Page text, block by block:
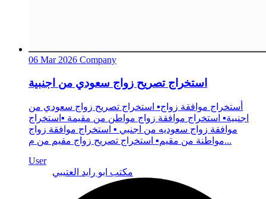
06 Mar 2026 Company
استخراج تصريح زواج سعودي من اجنبية
أستخراج موافقة زواج▪️ استخراج تصريح زواج سعودي من
اجنبية▪️ استخراج موافقة زواج مواطن من مقيمة ▪️استخراج
موافقة زواج سعوديه من اجنبي ▪️ استخراج موافقة زواج
مواطنة من مقيم▪️ استخراج تصريح زواج مقيم من م...
User
مكتب ابو رايد العتيبي